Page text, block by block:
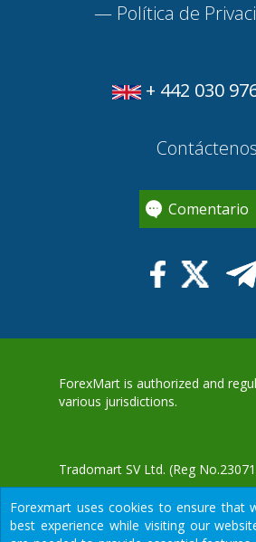
— Política de
+ 442 030
Contáctenos
Comentario
ForexMart is authorized and
various jurisdictions.
Tradomart SV Ltd. (Reg
2015) with a registered office at
SVG Teachers Co-operative
Limited Uptown Building, Corner
Forexmart uses cookies to ensure that
best experience while visiting our